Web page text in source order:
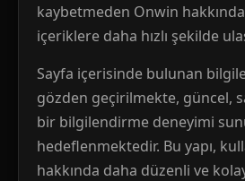
kaybetmeden Onwin hakkında
içeriklere daha hızlı şekilde
Sayfa içerisinde bulunan
gözden geçirilmekte, güncel,
bir bilgilendirme deneyimi
hedeflenmektedir. Bu yapı,
hakkında daha düzenli ve